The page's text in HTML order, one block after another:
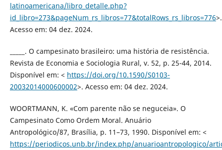
latinoamericana/libro_detalle.php?
id_libro=273&pageNum_rs_libros=77&totalRows_rs_libros=776>.
Acesso em: 04 dez. 2024.
_____. O campesinato brasileiro: uma história de resistência.
Revista de Economia e Sociologia Rural, v. 52, p. 25-44, 2014.
Disponível em: < https://doi.org/10.1590/S0103-
20032014000600002>. Acesso em: 04 dez. 2024.
WOORTMANN, K. «Com parente não se neguceia». O
Campesinato Como Ordem Moral. Anuário
Antropológico/87, Brasília, p. 11–73, 1990. Disponível em: <
https://periodicos.unb.br/index.php/anuarioantropologico/